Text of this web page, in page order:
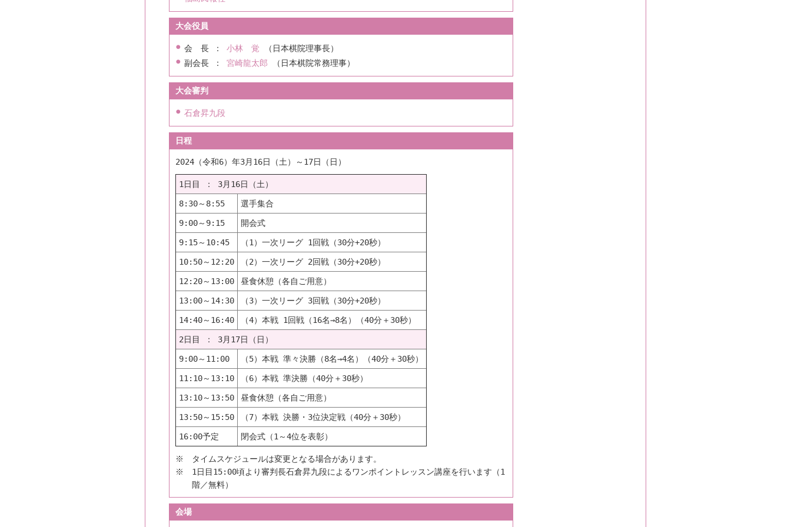
大会役員
会 長 ： 小林 覚 （日本棋院理事長）
副会長 ： 宮崎龍太郎 （日本棋院常務理事）
大会審判
石倉昇九段
日程
2024（令和6）年3月16日（土）～17日（日）
1日目 ： 3月16日（土）
8:30～8:55 選手集合
9:00～9:15 開会式
9:15～10:45 （1）一次リーグ 1回戦（30分+20秒）
10:50～12:20 （2）一次リーグ 2回戦（30分+20秒）
12:20～13:00 昼食休憩（各自ご用意）
13:00～14:30 （3）一次リーグ 3回戦（30分+20秒）
14:40～16:40 （4）本戦 1回戦（16名→8名）（40分＋30秒）
2日目 ： 3月17日（日）
9:00～11:00 （5）本戦 準々決勝（8名→4名）（40分＋30秒）
11:10～13:10 （6）本戦 準決勝（40分＋30秒）
13:10～13:50 昼食休憩（各自ご用意）
13:50～15:50 （7）本戦 決勝・3位決定戦（40分＋30秒）
16:00予定 閉会式（1～4位を表彰）
※ タイムスケジュールは変更となる場合があります。
※ 1日目15:00頃より審判長石倉昇九段によるワンポイントレッスン講座を行います（1
階／無料）
会場